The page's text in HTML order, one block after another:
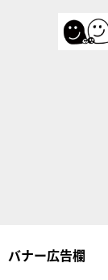
バナー広告欄